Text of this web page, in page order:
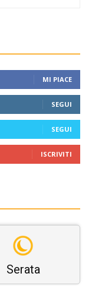
MI PIACE
SEGUI
SEGUI
ISCRIVITI
Serata